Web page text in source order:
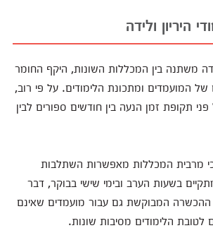
היריון ולידה
משתנה בין המכללות השונות, היקף החומר
המועמדים ומתכונת הלימודים. על פי רוב,
תקופת זמן הנעה בין חודשים ספורים לבין
מרבית המכללות מאפשרות השתלבות
בשעות הערב ובימי שישי בבוקר, דבר
המבוקשת גם עבור מועמדים שאינם
לטובת הלימודים מסיבות שונות.